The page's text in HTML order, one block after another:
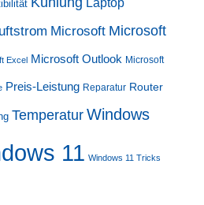
Laptop
Microsoft Microsoft
Excel Microsoft Outlook Microsoft
Preis-Leistung Reparatur Router
Temperatur Windows
11 Windows 11 Tricks